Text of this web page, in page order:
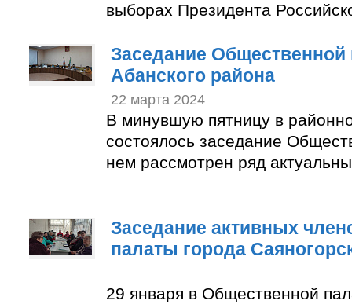
выборах Президента
Заседание Общественной
Абанского района
22 марта 2024
В минувшую пятницу в
состоялось заседание
нем рассмотрен ряд
Заседание активных
палаты города
29 января в Общественной